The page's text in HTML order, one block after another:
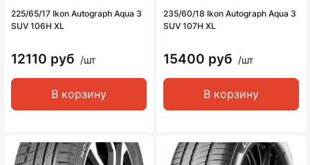
225/65/17 Ikon Autograph Aqua 3
SUV 106H XL
12110 руб /шт
В корзину
235/60/18 Ikon Autograph Aqua 3
SUV 107H XL
15400 руб /шт
В корзину